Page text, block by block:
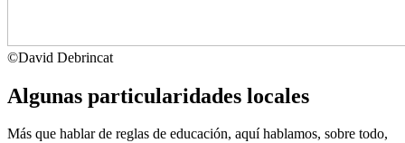
©David Debrincat
Algunas particularidades locales
Más que hablar de reglas de educación, aquí hablamos, sobre todo,